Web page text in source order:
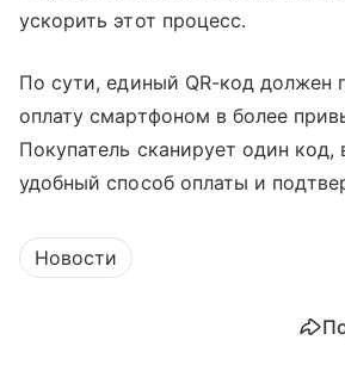
ускорить этот процесс.
По сути, единый QR-код должен
оплату смартфоном в более
Покупатель сканирует один код,
удобный способ оплаты и
Новости